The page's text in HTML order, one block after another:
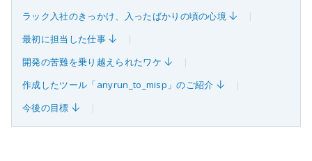
ラック入社のきっかけ、入ったばかりの頃の心境
最初に担当した仕事
開発の苦難を乗り越えられたワケ
作成したツール「anyrun_to_misp」のご紹介
今後の目標